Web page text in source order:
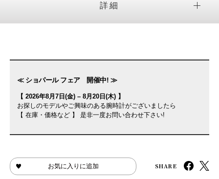
詳細
≪ ショパール フェア 開催中! ≫
【 2026年8月7日(金) – 8月20日(木) 】
お探しのモデルやご興味のある腕時計がございましたら
【 在庫・価格など 】 是非一度お問い合わせ下さい!
お気に入りに追加 SHARE